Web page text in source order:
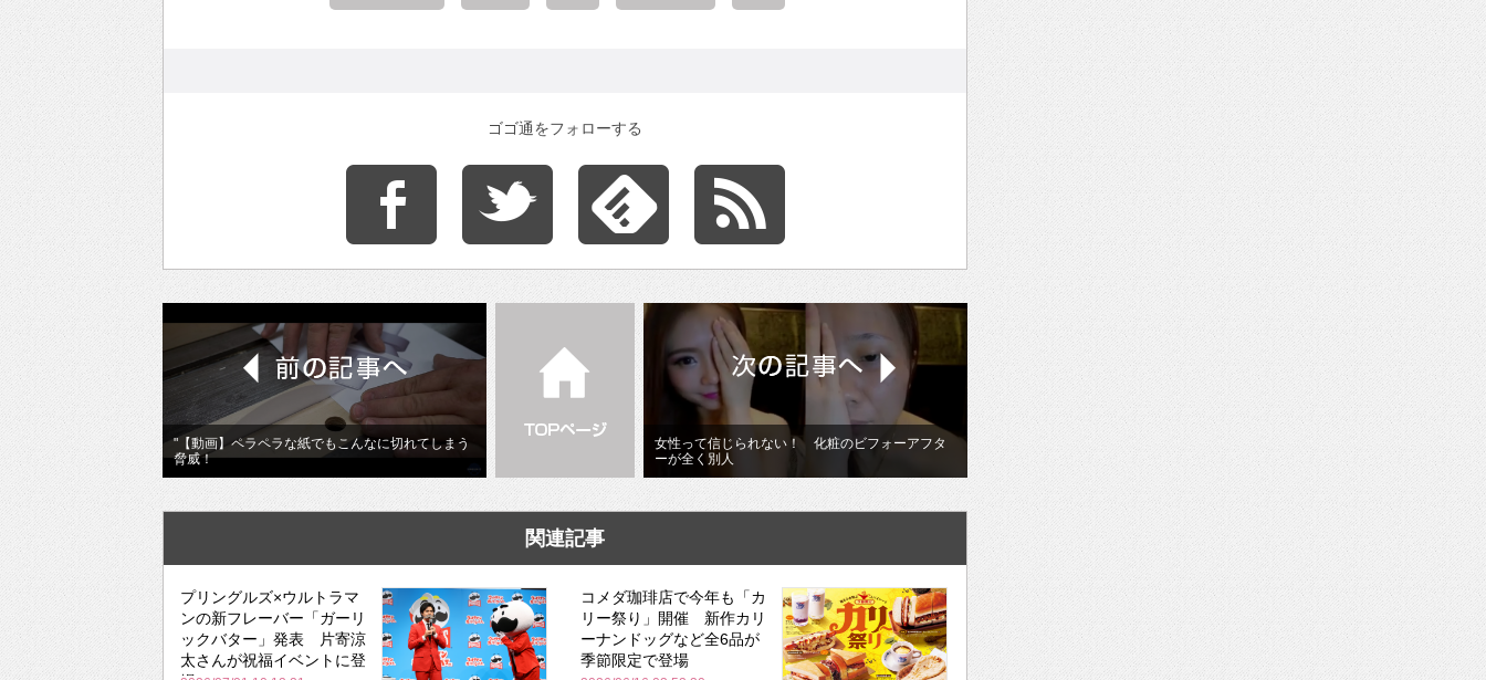
ゴゴ通をフォローする
"【動画】ペラペラな紙でもこんなに切れてしまう
脅威！
女性って信じられない！ 化粧のビフォーアフタ
ーが全く別人
関連記事
プリングルズ×ウルトラマ
ンの新フレーバー「ガーリ
ックバター」発表 片寄涼
太さんが祝福イベントに登
コメダ珈琲店で今年も「カ
リー祭り」開催 新作カリ
ーナンドッグなど全6品が
季節限定で登場